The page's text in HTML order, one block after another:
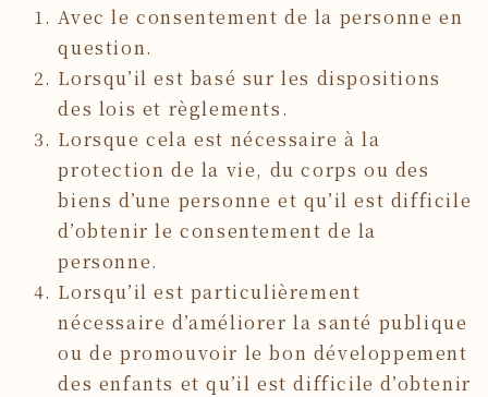
Avec le consentement de la personne en
question.
Lorsqu’il est basé sur les dispositions
des lois et règlements.
Lorsque cela est nécessaire à la
protection de la vie, du corps ou des
biens d’une personne et qu’il est difficile
d’obtenir le consentement de la
personne.
Lorsqu’il est particulièrement
nécessaire d’améliorer la santé publique
ou de promouvoir le bon développement
des enfants et qu’il est difficile d’obtenir